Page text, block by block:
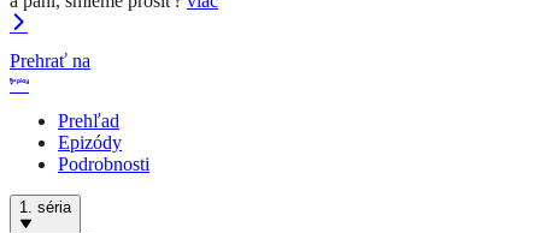
Prehrať na
Prehľad
Epizódy
Podrobnosti
1. séria